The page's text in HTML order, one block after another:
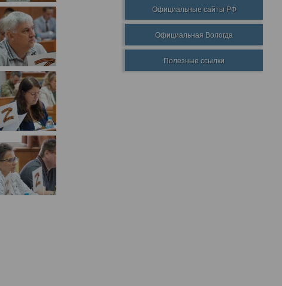
Официальные сайты РФ
Официальная Вологда
Полезные ссылки